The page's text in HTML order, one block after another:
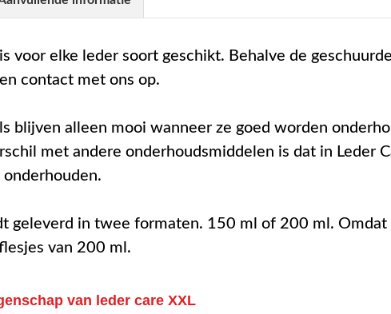
is voor elke leder soort geschikt. Behalve de
contact met ons op.
blijven alleen mooi wanneer ze goed worden
met andere onderhoudsmiddelen is dat in Leder
geleverd in twee formaten. 150 ml of 200 ml.
van 200 ml.
van leder care XXL